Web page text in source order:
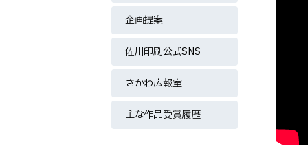
企画提案
佐川印刷公式SNS
さかわ広報室
主な作品受賞履歴